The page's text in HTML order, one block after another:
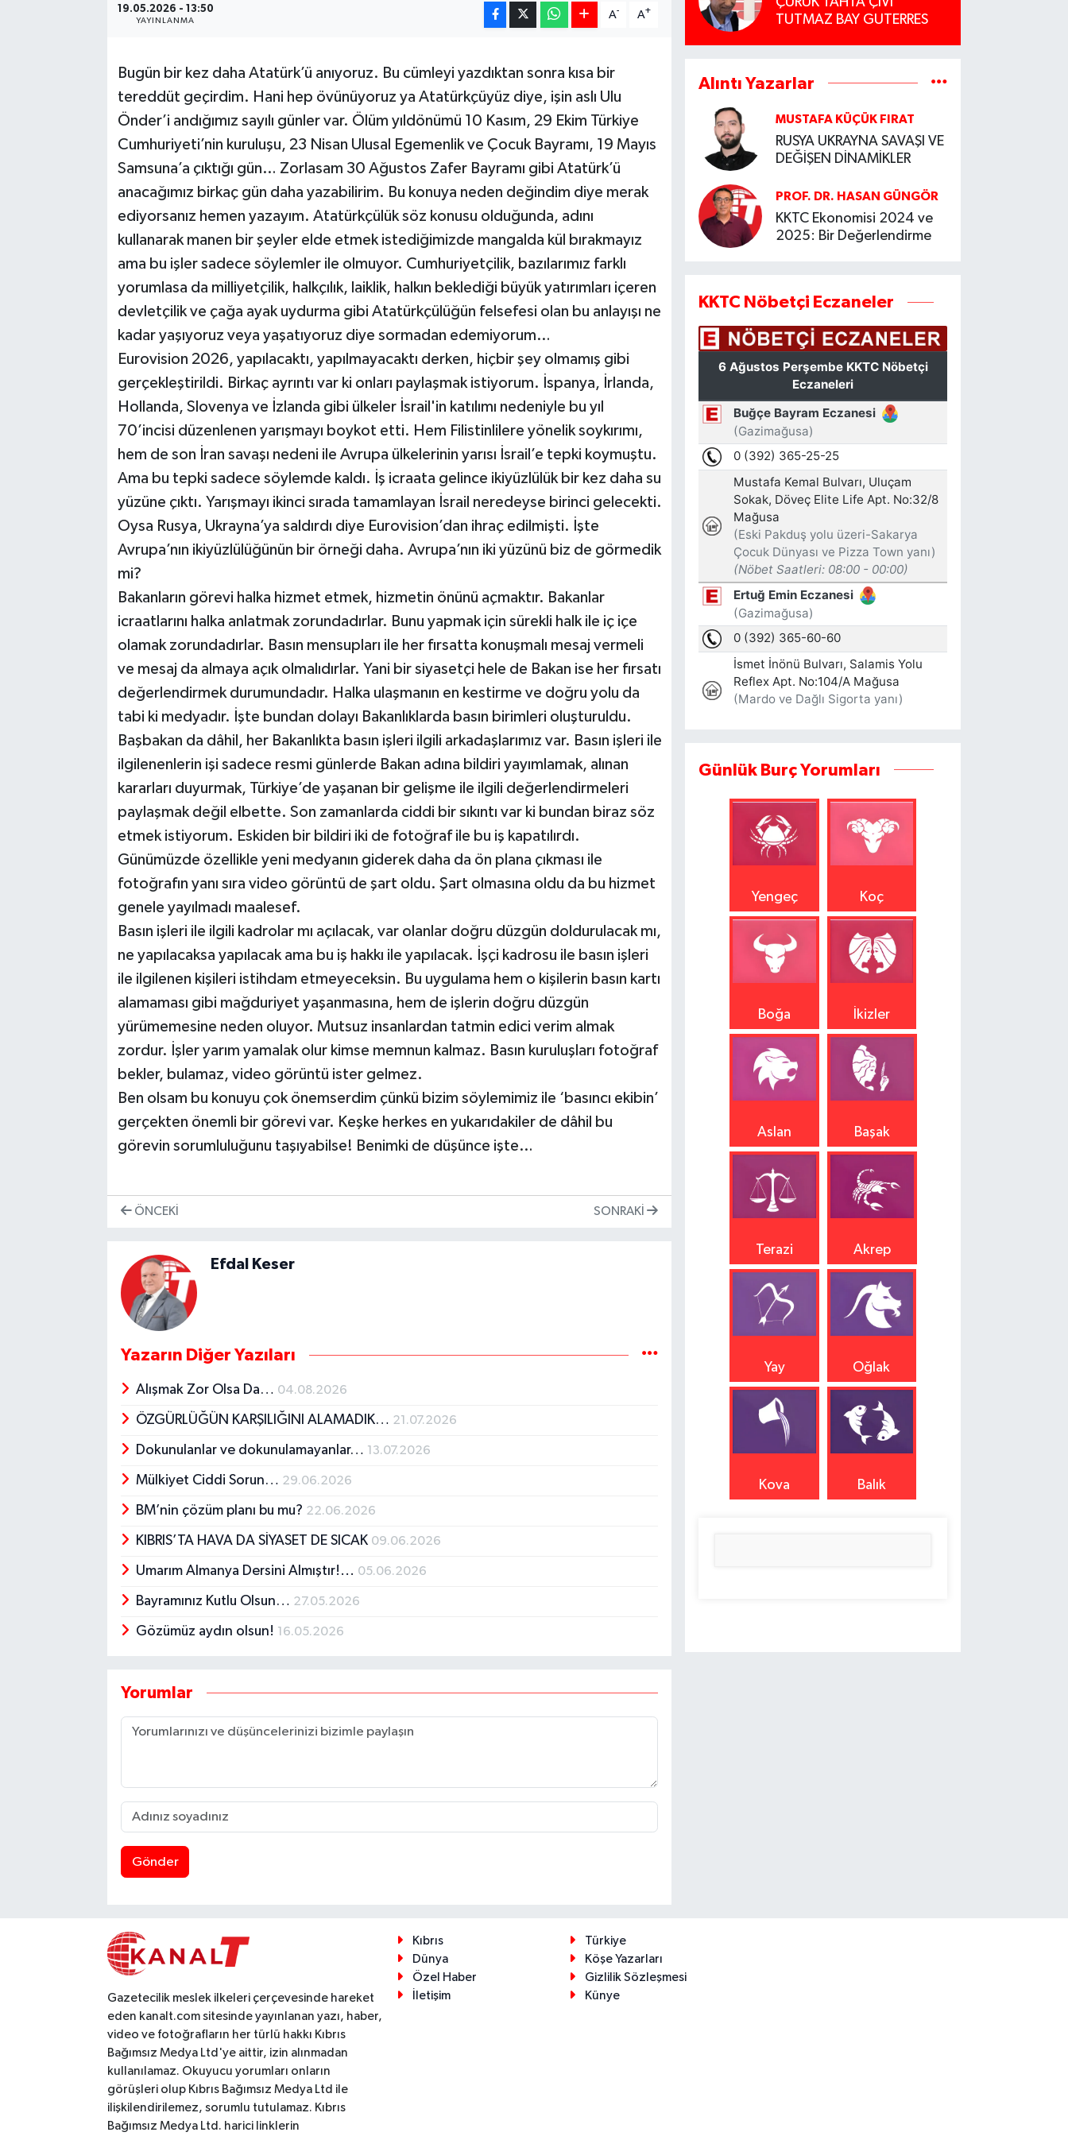
19.05.2026 - 13:50
YAYINLANMA
A- A+
Bugün bir kez daha Atatürk’ü anıyoruz. Bu cümleyi yazdıktan sonra kısa bir
tereddüt geçirdim. Hani hep övünüyoruz ya Atatürkçüyüz diye, işin aslı Ulu
Önder’i andığımız sayılı günler var. Ölüm yıldönümü 10 Kasım, 29 Ekim Türkiye
Cumhuriyeti’nin kuruluşu, 23 Nisan Ulusal Egemenlik ve Çocuk Bayramı, 19 Mayıs
Samsuna’a çıktığı gün… Zorlasam 30 Ağustos Zafer Bayramı gibi Atatürk’ü
anacağımız birkaç gün daha yazabilirim. Bu konuya neden değindim diye merak
ediyorsanız hemen yazayım. Atatürkçülük söz konusu olduğunda, adını
kullanarak manen bir şeyler elde etmek istediğimizde mangalda kül bırakmayız
ama bu işler sadece söylemler ile olmuyor. Cumhuriyetçilik, bazılarımız farklı
yorumlasa da milliyetçilik, halkçılık, laiklik, halkın beklediği büyük yatırımları içeren
devletçilik ve çağa ayak uydurma gibi Atatürkçülüğün felsefesi olan bu anlayışı ne
kadar yaşıyoruz veya yaşatıyoruz diye sormadan edemiyorum…
Eurovision 2026, yapılacaktı, yapılmayacaktı derken, hiçbir şey olmamış gibi
gerçekleştirildi. Birkaç ayrıntı var ki onları paylaşmak istiyorum. İspanya, İrlanda,
Hollanda, Slovenya ve İzlanda gibi ülkeler İsrail'in katılımı nedeniyle bu yıl
70’incisi düzenlenen yarışmayı boykot etti. Hem Filistinlilere yönelik soykırımı,
hem de son İran savaşı nedeni ile Avrupa ülkelerinin yarısı İsrail’e tepki koymuştu.
Ama bu tepki sadece söylemde kaldı. İş icraata gelince ikiyüzlülük bir kez daha su
yüzüne çıktı. Yarışmayı ikinci sırada tamamlayan İsrail neredeyse birinci gelecekti.
Oysa Rusya, Ukrayna’ya saldırdı diye Eurovision’dan ihraç edilmişti. İşte
Avrupa’nın ikiyüzlülüğünün bir örneği daha. Avrupa’nın iki yüzünü biz de görmedik
mi?
Bakanların görevi halka hizmet etmek, hizmetin önünü açmaktır. Bakanlar
icraatlarını halka anlatmak zorundadırlar. Bunu yapmak için sürekli halk ile iç içe
olamak zorundadırlar. Basın mensupları ile her fırsatta konuşmalı mesaj vermeli
ve mesaj da almaya açık olmalıdırlar. Yani bir siyasetçi hele de Bakan ise her fırsatı
değerlendirmek durumundadır. Halka ulaşmanın en kestirme ve doğru yolu da
tabi ki medyadır. İşte bundan dolayı Bakanlıklarda basın birimleri oluşturuldu.
Başbakan da dâhil, her Bakanlıkta basın işleri ilgili arkadaşlarımız var. Basın işleri ile
ilgilenenlerin işi sadece resmi günlerde Bakan adına bildiri yayımlamak, alınan
kararları duyurmak, Türkiye’de yaşanan bir gelişme ile ilgili değerlendirmeleri
paylaşmak değil elbette. Son zamanlarda ciddi bir sıkıntı var ki bundan biraz söz
etmek istiyorum. Eskiden bir bildiri iki de fotoğraf ile bu iş kapatılırdı.
Günümüzde özellikle yeni medyanın giderek daha da ön plana çıkması ile
fotoğrafın yanı sıra video görüntü de şart oldu. Şart olmasına oldu da bu hizmet
genele yayılmadı maalesef.
Basın işleri ile ilgili kadrolar mı açılacak, var olanlar doğru düzgün doldurulacak mı,
ne yapılacaksa yapılacak ama bu iş hakkı ile yapılacak. İşçi kadrosu ile basın işleri
ile ilgilenen kişileri istihdam etmeyeceksin. Bu uygulama hem o kişilerin basın kartı
alamaması gibi mağduriyet yaşanmasına, hem de işlerin doğru düzgün
yürümemesine neden oluyor. Mutsuz insanlardan tatmin edici verim almak
zordur. İşler yarım yamalak olur kimse memnun kalmaz. Basın kuruluşları fotoğraf
bekler, bulamaz, video görüntü ister gelmez.
Ben olsam bu konuyu çok önemserdim çünkü bizim söylemimiz ile ‘basıncı ekibin’
gerçekten önemli bir görevi var. Keşke herkes en yukarıdakiler de dâhil bu
görevin sorumluluğunu taşıyabilse! Benimki de düşünce işte…
ÖNCEKI SONRAKI
Efdal Keser
Yazarın Diğer Yazıları
Alışmak Zor Olsa Da… 04.08.2026
ÖZGÜRLÜĞÜN KARŞILIĞINI ALAMADIK… 21.07.2026
Dokunulanlar ve dokunulamayanlar… 13.07.2026
Mülkiyet Ciddi Sorun… 29.06.2026
BM’nin çözüm planı bu mu? 22.06.2026
KIBRIS’TA HAVA DA SİYASET DE SICAK 09.06.2026
Umarım Almanya Dersini Almıştır!... 05.06.2026
Bayramınız Kutlu Olsun… 27.05.2026
Gözümüz aydın olsun! 16.05.2026
Yorumlar
Gönder
TUTMAZ BAY GUTERRES
Alıntı Yazarlar
MUSTAFA KÜÇÜK FIRAT
RUSYA UKRAYNA SAVAŞI VE
DEĞİŞEN DİNAMİKLER
PROF. DR. HASAN GÜNGÖR
KKTC Ekonomisi 2024 ve
2025: Bir Değerlendirme
KKTC Nöbetçi Eczaneler
Günlük Burç Yorumları
Yengeç Koç
Boğa İkizler
Aslan Başak
Terazi Akrep
Yay Oğlak
Kova Balık
Gazetecilik meslek ilkeleri çerçevesinde hareket
eden kanalt.com sitesinde yayınlanan yazı, haber,
video ve fotoğrafların her türlü hakkı Kıbrıs
Bağımsız Medya Ltd'ye aittir, izin alınmadan
kullanılamaz. Okuyucu yorumları onların
görüşleri olup Kıbrıs Bağımsız Medya Ltd ile
ilişkilendirilemez, sorumlu tutulamaz. Kıbrıs
Bağımsız Medya Ltd. harici linklerin
Kıbrıs
Türkiye
Dünya
Köşe Yazarları
Özel Haber
Gizlilik Sözleşmesi
İletişim
Künye